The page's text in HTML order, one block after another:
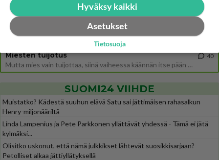
Martina Aitolehti on seurattu julkisuuden henkilö. Lähipiiriin mahtuu muitakin tunnettuja henkilöitä. Tiesitkö, että Ma
2 km on nykyään liian pitkä koulumatka
Miesten tuijotus
Mutta mies vain tuijottaa, siinä vaiheessa käännän itse pään pois. Mikä juttu? Yleensä jos joku tuijottaa tai katsoo, hä
40
SUOMI24 VIIHDE
Muistatko? Kädestä suuhun elävä Satu sai jättimäisen rahasalkun
Henry-miljonääriltä
Linda Lampenius ja Pete Parkkonen yllättävät yhdessä - Tämä ei jätä
kylmäksi...
Olisitko uskonut, että nämä julkkikset lähtevät suosikkisarjaan?
Petolliset alkaa jättiyllätyksellä
Hyväksy kaikki
Asetukset
Tietosuoja